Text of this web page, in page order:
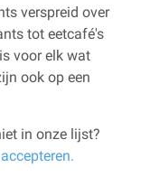
verspreid over
tot eetcafé's
voor elk wat
ook op een
in onze lijst?